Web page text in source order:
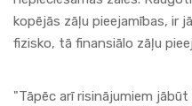
kopējās zāļu pieejamības, ir
fizisko, tā finansiālo zāļu
"Tāpēc arī risinājumiem